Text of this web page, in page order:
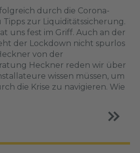
durch die Corona-
Tipps zur Liquiditätssicherung.
uns fest im Griff. Auch an der
der Lockdown nicht spurlos
von der
Heckner reden wir über
wissen müssen, um
die Krise zu navigieren. Wie